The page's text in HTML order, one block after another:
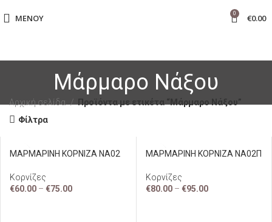
ΜΕΝΟΎ 0 €0.00
Μάρμαρο Νάξου
Αρχική σελίδα
Προϊόντα με ετικέτα “Μάρμαρο Νάξου”
Φίλτρα
ΜΑΡΜΑΡΙΝΗ ΚΟΡΝΙΖΑ ΝΑ02
Κορνίζες
€60.00 – €75.00
ΜΑΡΜΑΡΙΝΗ ΚΟΡΝΙΖΑ ΝΑ02Π
Κορνίζες
€80.00 – €95.00